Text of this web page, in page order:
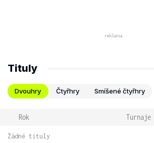
Tituly
Dvouhry Čtyřhry Smíšené čtyřhry
Rok Turnaje
Žádné tituly